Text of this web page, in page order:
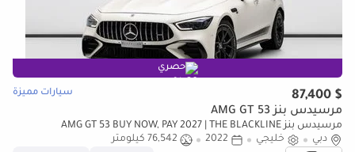
حصري
$ 87,400 سيارات مميزة
مرسيدس بنز AMG GT 53
مرسيدس بنز AMG GT 53 BUY NOW, PAY 2027 | THE BLACKLINE
STANDARD | May 2027 Mercedes Warranty + Service Contract, GCC
دبي خليجي 2022
76,542 كيلومتر